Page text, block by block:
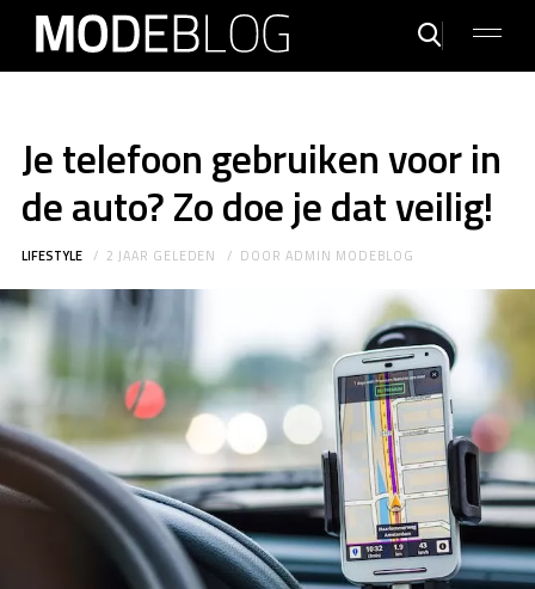
Je telefoon gebruiken voor in
de auto? Zo doe je dat veilig!
LIFESTYLE 2 JAAR GELEDEN DOORADMIN MODEBLOG